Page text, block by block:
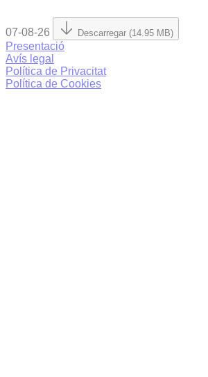
07-08-26 Descarregar (14.95 MB)
Presentació
Avís legal
Política de Privacitat
Política de Cookies